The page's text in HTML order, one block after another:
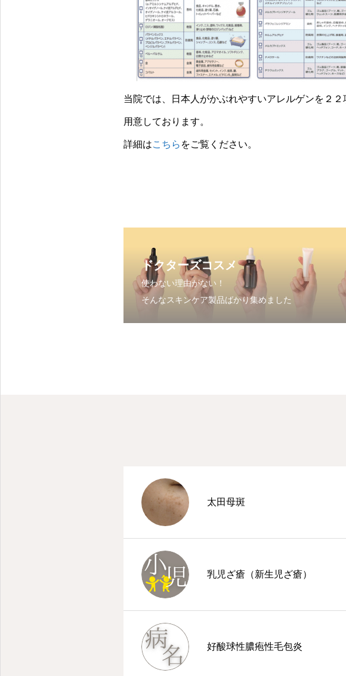
当院では、日本人がかぶれやすいアレルゲンを２
用意しております。
詳細はこちら をご覧ください。
ドクターズコスメ
使わない理由がない！
そんなスキンケア製品ばかり集めました
太田母斑
乳児ざ瘡（新生児ざ瘡）
好酸球性膿疱性毛包炎